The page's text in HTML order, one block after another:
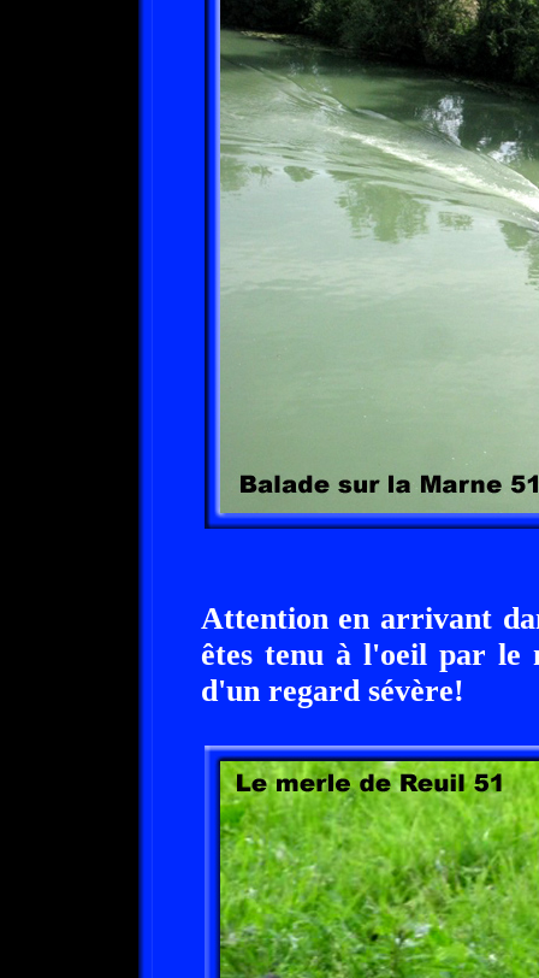
Attention en arrivant
êtes tenu à l'oeil par le
d'un regard sévère!